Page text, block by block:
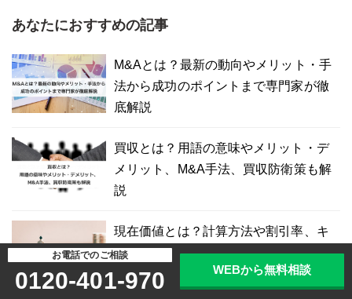
あなたにおすすめの記事
M&Aとは？最新の動向やメリット・手
法から成功のポイントまで専門家が徹
底解説
買収とは？用語の意味やメリット・デ
メリット、M&A手法、買収防衛策も解
説
現在価値とは？計算方法や割引率、キ
ャッシュフローとの関係をわかりやす
く解説
お電話でのご相談
0120-401-970 WEBから無料相談